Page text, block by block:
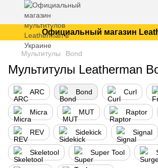
Официальный магазин
Мультитулы Bond
Мультитулы Leatherman
ARC Bond Curl
Micra MUT Raptor
REV Sidekick Signal
Skeletool Super Tool